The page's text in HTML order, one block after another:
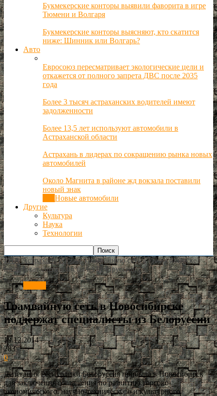
Букмекерские конторы выявили фаворита в игре
Тюмени и Волгаря
Букмекерские конторы выясняют, кто скатится
ниже: Шинник или Волгарь?
Авто
Евросоюз пересматривает экологические цели и
откажется от полного запрета ДВС после 2035
года
Более 3 тысяч астраханских водителей имеют
задолженности
Более 13,5 лет используют автомобили в
Астраханской области
Астрахань в лидерах по сокращению рынка новых
автомобилей
Около Магнита в районе жд вокзала поставили
новый знак
Новые автомобили
Другие
Культура
Наука
Технологии
РИА Астрахань Россия Трамвайную сеть в Новосибирске
поддержат специалисты из Белоруссии
Трамвайную сеть в Новосибирске
поддержат специалисты из Белоруссии
19.12.2014
283
0
Делегация Республики Белоруссия прибыла в Новосибирск
для заключения соглашения по развитию торгово-
экономического, научно-технического и культурного